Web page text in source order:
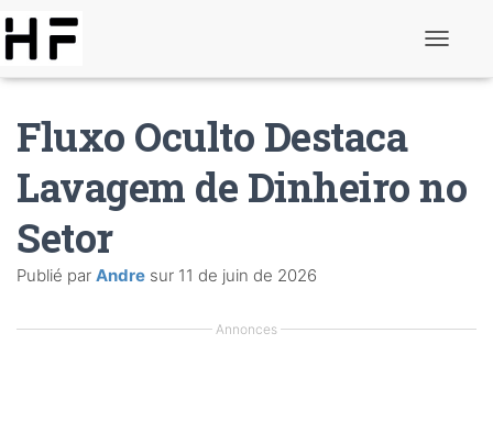
r
l
a
Fluxo Oculto Destaca
Lavagem de Dinheiro no
Setor
Publié par Andre sur 11 de juin de 2026
Annonces